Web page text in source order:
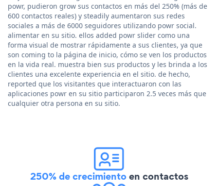
powr, pudieron grow sus contactos en más del 250% (más de
600 contactos reales) y steadily aumentaron sus redes
sociales a más de 6000 seguidores utilizando powr social.
alimentar en su sitio. ellos added powr slider como una
forma visual de mostrar rápidamente a sus clientes, ya que
son coming to la página de inicio, cómo se ven los productos
en la vida real. muestra bien sus productos y les brinda a los
clientes una excelente experiencia en el sitio. de hecho,
reported que los visitantes que interactuaron con las
aplicaciones powr en su sitio participaron 2.5 veces más que
cualquier otra persona en su sitio.
250% de crecimientoen contactos